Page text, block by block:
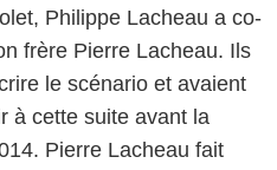
Philippe Lacheau a co-
frère Pierre Lacheau. Ils
le scénario et avaient
à cette suite avant la
Pierre Lacheau fait